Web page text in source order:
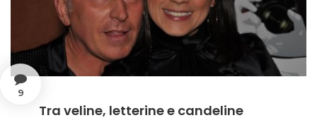
9
Tra veline, letterine e candeline